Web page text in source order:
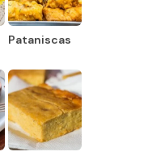
Pataniscas